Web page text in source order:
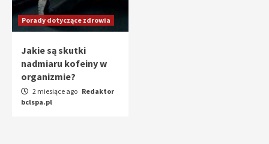
Porady dotyczące zdrowia
Jakie są skutki
nadmiaru kofeiny w
organizmie?
2 miesiące ago Redaktor
bclspa.pl